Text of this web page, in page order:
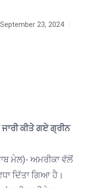
September 23, 2024
ਕੀਤੇ ਗਏ ਗ੍ਰੀਨ
ਮੇਲ)- ਅਮਰੀਕਾ ਵੱਲੋਂ
ਦਿੱਤਾ ਗਿਆ ਹੈ।